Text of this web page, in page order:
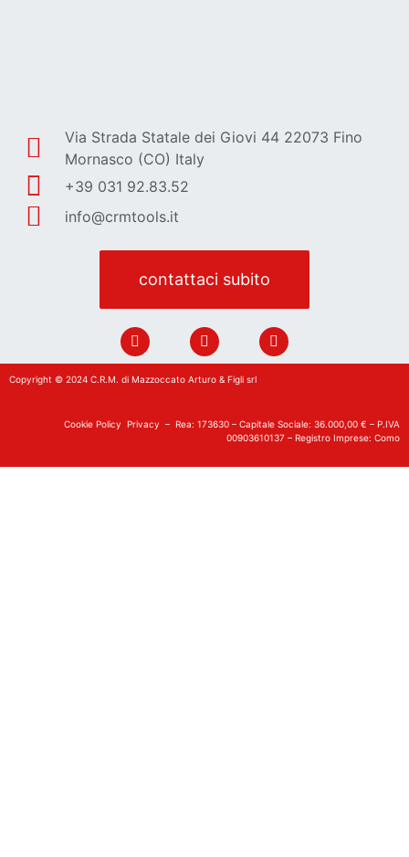
Via Strada Statale dei Giovi 44 22073 Fino
Mornasco (CO) Italy
+39 031 92.83.52
info@crmtools.it
contattaci subito
Copyright © 2024 C.R.M. di Mazzoccato Arturo & Figli srl
Cookie Policy Privacy – Rea: 173630 – Capitale Sociale: 36.000,00 € – P.IVA
00903610137 – Registro Imprese: Como